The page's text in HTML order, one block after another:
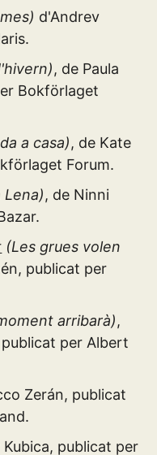
d'Andrev
, de Paula
Bokförlaget
a casa), de Kate
Forum.
Lena), de Ninni
(Les grues volen
publicat per
arribarà),
per Albert
Zerán, publicat
Kubica, publicat per